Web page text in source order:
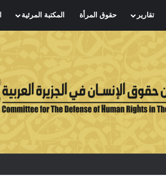
تقارير حقوق المرأة المكتبة المرئية